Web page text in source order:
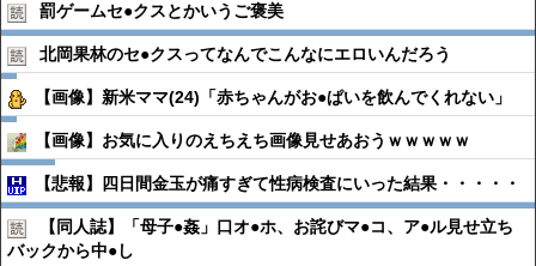
罰ゲームセ●︎クスとかいうご褒美
北岡果林のセ●︎クスってなんでこんなにエロいんだろう
【画像】新米ママ(24)「赤ちゃんがお●ぱいを飲んでくれない」
【画像】お気に入りのえちえち画像見せあおうｗｗｗｗｗ
【悲報】四日間金玉が痛すぎて性病検査にいった結果・・・・・
【同人誌】「母子●︎姦」口オ●︎ホ、お詫びマ●︎コ、ア●︎ル見せ立ち
バックから中●︎し